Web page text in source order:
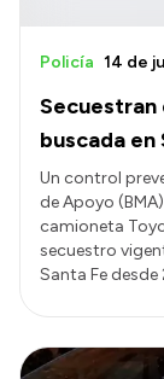
Secuestran
buscada en
Policía 14 de
Un control
de Apoyo
camioneta
secuestro
Santa Fe desde